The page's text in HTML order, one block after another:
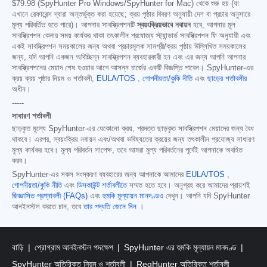
$79.98 (SpyHunter Pro Windows/SpyHunter for Mac) থেকে শুরু হয় (যা
এখানে রেফারেন্স দ্বারা অন্তর্ভুক্ত করা হয়েছে; ক্রয় পৃষ্ঠার বিবরণ অনুযায়ী দেশ বা প্রচার অনুসারে
মূল্য পরিবর্তিত হতে পারে)। আপনার সাবস্ক্রিপশনটিস্বয়ংক্রিয়ভাবে নবায়নহবে, আপনার মূল
সাবস্ক্রিপশন কেনার সময় কার্যকর থাকা তৎকালীন প্রযোজ্য স্ট্যান্ডার্ড সাবস্ক্রিপশন ফি অনুযায়ী এবং
একই সাবস্ক্রিপশন সময়কালের জন্য অথবা প্রচারমূলক সামগ্রী/ক্রয় পৃষ্ঠায় উল্লিখিত সময়কালের
জন্য, যদি আপনি একজন অবিচ্ছিন্ন সাবস্ক্রিপশন ব্যবহারকারী হন এবং এর জন্য আপনি আপনার
সাবস্ক্রিপশনের মেয়াদ শেষ হওয়ার আগে আসন্ন চার্জের একটি বিজ্ঞপ্তি পাবেন। SpyHunter-এর
ক্রয় ক্রয় পৃষ্ঠার নিয়ম ও শর্তাবলী,
EULA/TOS গোপনীয়তা/কুকি নীতিএবং ছাড়ের শর্তাবলীর
অধীন।
-----
সাধারণ শর্তাবলী
ছাড়কৃত মূল্যে SpyHunter-এর যেকোনো ক্রয়, প্রদত্ত ছাড়কৃত সাবস্ক্রিপশন মেয়াদের জন্য বৈধ
থাকবে। এরপর, স্বয়ংক্রিয় নবায়ন এবং/অথবা ভবিষ্যতের ক্রয়ের জন্য তৎকালীন প্রযোজ্য সাধারণ
মূল্য কার্যকর হবে। মূল্য পরিবর্তন সাপেক্ষ, তবে আমরা মূল্য পরিবর্তনের পূর্বেই আপনাকে অবহিত
করব।
SpyHunter-এর সকল সংস্করণ ব্যবহারের জন্য আপনাকে আমাদের EULA/TOS
গোপনীয়তা/কুকি নীতিএবং ডিসকাউন্ট শর্তাবলীতেসম্মত হতে হবে। অনুগ্রহ করে আমাদের প্রায়শই
জিজ্ঞাসিত প্রশ্নাবলী (FAQs) এবংহুমকি মূল্যায়ন মানদণ্ডও দেখুন। আপনি যদি SpyHunter
আনইনস্টল করতে চান, তবেতার পদ্ধতি জেনে নিন ।
বাড়ি প্রোগ্রাম আনইনস্টল পদক্ষেপ
SpyHunter এর হুমকি মূল্যায়ন মানদণ্ড
SpyHunter অতিরিক্ত নিয়ম ও শর্তাবলী
RegHunter অতিরিক্ত শর্তাবলী